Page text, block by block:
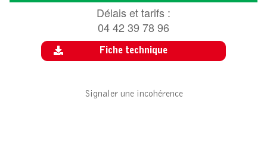
Délais et tarifs :
04 42 39 78 96
Fiche technique
Signaler une incohérence